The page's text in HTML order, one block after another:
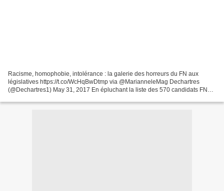
Racisme, homophobie, intolérance : la galerie des horreurs du FN aux
législatives https://t.co/WcHqBwDtmp via @MarianneleMag Dechartres
(@Dechartres1) May 31, 2017 En épluchant la liste des 570 candidats FN